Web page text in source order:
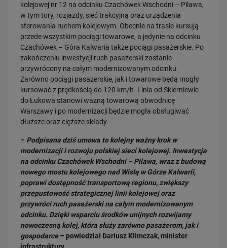
kolejowej nr 12 na odcinku Czachówek Wschodni – Pilawa,
w tym tory, rozjazdy, sieć trakcyjną oraz urządzenia
sterowania ruchem kolejowym. Obecnie na trasie kursują
przede wszystkim pociągi towarowe, a jedynie na odcinku
Czachówek – Góra Kalwaria także pociągi pasażerskie. Po
zakończeniu inwestycji ruch pasażerski zostanie
przywrócony na całym modernizowanym odcinku.
Zarówno pociągi pasażerskie, jak i towarowe będą mogły
kursować z prędkością do 120 km/h. Linia od Skierniewic
do Łukowa stanowi ważną towarową obwodnicę
Warszawy i po modernizacji będzie mogła obsługiwać
dłuższe oraz cięższe składy.
– Podpisana dziś umowa to kolejny ważny krok w
modernizacji i rozwoju polskiej sieci kolejowej. Inwestycja
na odcinku Czachówek Wschodni – Pilawa, wraz z budową
nowego mostu kolejowego nad Wisłą w Górze Kalwarii,
poprawi dostępność transportową regionu, zwiększy
przepustowość strategicznej linii kolejowej oraz
przywróci ruch pasażerski na całym modernizowanym
odcinku. Dzięki wsparciu środków unijnych rozwijamy
nowoczesną kolej, która służy zarówno pasażerom, jak i
gospodarce– powiedział Dariusz Klimczak, minister
31.07.2026
Dobre zmiany dla mieszkańców Katowic. Gotowy jest ważny wiadukt
drogowy
PRZECZYTAJ
30.07.2026
Nowy wiadukt w Żorach otwarty. Bezpieczniejsze przejazdy,
sprawniejsza…
PRZECZYTAJ